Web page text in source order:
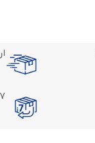
7 روز ضمانت بازگشت